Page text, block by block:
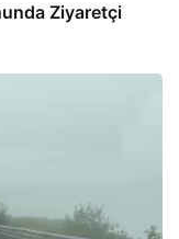
Ziyaretçi